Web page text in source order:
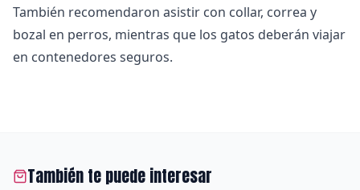
También recomendaron asistir con collar, correa y
bozal en perros, mientras que los gatos deberán viajar
en contenedores seguros.
También te puede interesar